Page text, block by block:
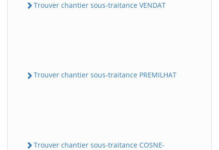
Trouver chantier sous-traitance VENDAT
Trouver chantier sous-traitance PREMILHAT
Trouver chantier sous-traitance COSNE-